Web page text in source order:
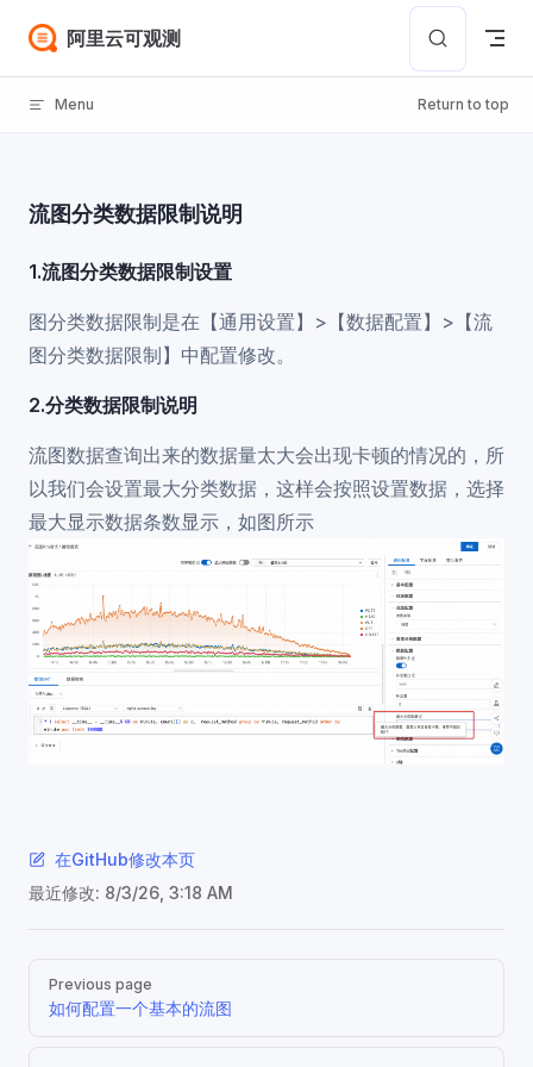
Skip to content
阿里云可观测
Menu Return to top
流图分类数据限制说明
1.流图分类数据限制设置
图分类数据限制是在【通用设置】>【数据配置】>【流
图分类数据限制】中配置修改。
2.分类数据限制说明
流图数据查询出来的数据量太大会出现卡顿的情况的，所
以我们会设置最大分类数据，这样会按照设置数据，选择
最大显示数据条数显示，如图所示
在GitHub修改本页
最近修改: 8/3/26, 3:18 AM
PagerPrevious page
如何配置一个基本的流图